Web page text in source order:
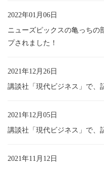
2022年01月06日
ニューズピックスの亀っちの
プされました！
2021年12月26日
講談社「現代ビジネス」で、
2021年12月05日
講談社「現代ビジネス」で、
2021年11月12日